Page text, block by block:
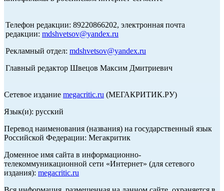
Телефон редакции: 89220866202, электронная почта
редакции: mdshvetsov@yandex.ru
Рекламный отдел: mdshvetsov@yandex.ru
Главный редактор Швецов Максим Дмитриевич
Сетевое издание megacritic.ru (МЕГАКРИТИК.РУ)
Язык(и): русский
Перевод наименования (названия) на государственный язык
Российской Федерации: Мегакритик
Доменное имя сайта в информационно-
телекоммуникационной сети «Интернет» (для сетевого
издания): megacritic.ru